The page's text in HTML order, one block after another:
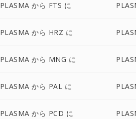
PLASMA から FTS に
PLASMA から HRZ に
PLASMA から MNG に
PLASMA から PAL に
PLASMA から PCD に